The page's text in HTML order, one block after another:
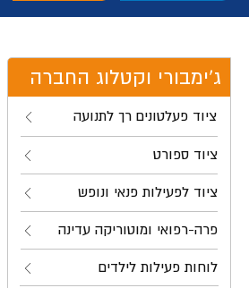
ג'ימבורי וקטלוג החברה
ציוד פעלטונים רך לתנועה
ציוד ספורט
ציוד לפעילות פנאי ונופש
פרה-רפואי ומוטוריקה עדינה
לוחות פעילות לילדים